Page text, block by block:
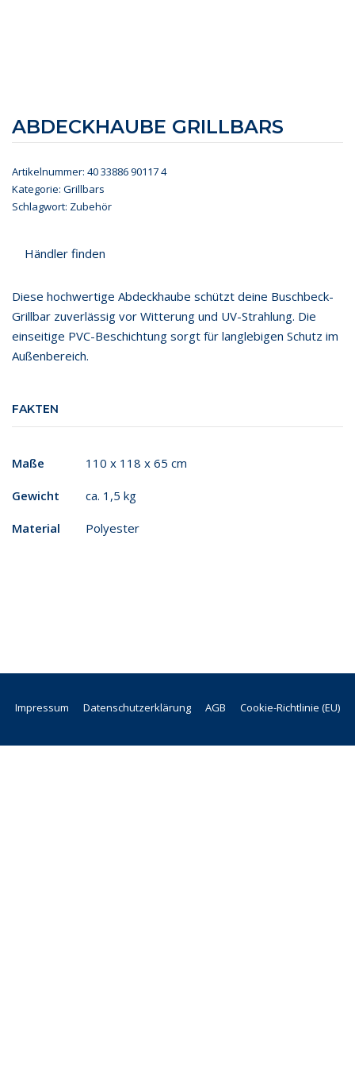
ABDECKHAUBE GRILLBARS
Artikelnummer: 40 33886 90117 4
Kategorie: Grillbars
Schlagwort: Zubehör
Händler finden
Diese hochwertige Abdeckhaube schützt deine Buschbeck-
Grillbar zuverlässig vor Witterung und UV-Strahlung. Die
einseitige PVC-Beschichtung sorgt für langlebigen Schutz im
Außenbereich.
FAKTEN
Maße 110 x 118 x 65 cm
Gewicht ca. 1,5 kg
Material Polyester
Impressum Datenschutzerklärung AGB Cookie-Richtlinie (EU)